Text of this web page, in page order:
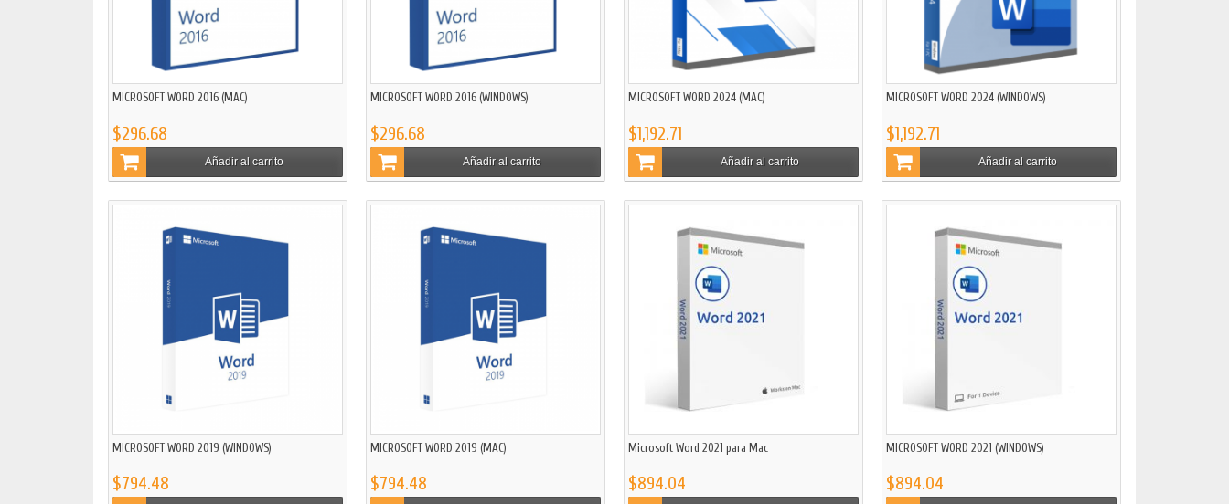
MICROSOFT WORD 2016 (MAC)
$296.68
Añadir al carrito
MICROSOFT WORD 2016 (WINDOWS)
$296.68
Añadir al carrito
MICROSOFT WORD 2024 (MAC)
$1,192.71
Añadir al carrito
MICROSOFT WORD 2024 (WINDOWS)
$1,192.71
Añadir al carrito
MICROSOFT WORD 2019 (WINDOWS)
$794.48
MICROSOFT WORD 2019 (MAC)
$794.48
Microsoft Word 2021 para Mac
$894.04
MICROSOFT WORD 2021 (WINDOWS)
$894.04